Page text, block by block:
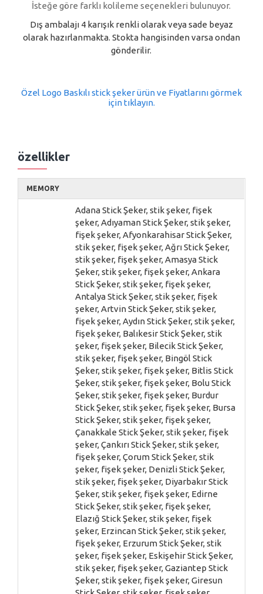
İsteğe göre farklı kolileme seçenekleri bulunuyor.
Dış ambalajı 4 karışık renkli olarak veya sade beyaz
olarak hazırlanmakta. Stokta hangisinden varsa ondan
gönderilir.
Özel Logo Baskılı stick şeker ürün ve Fiyatlarını görmek
için tıklayın.
özellikler
MEMORY
Adana Stick Şeker, stik şeker, fişek
şeker, Adıyaman Stick Şeker, stik şeker,
fişek şeker, Afyonkarahisar Stick Şeker,
stik şeker, fişek şeker, Ağrı Stick Şeker,
stik şeker, fişek şeker, Amasya Stick
Şeker, stik şeker, fişek şeker, Ankara
Stick Şeker, stik şeker, fişek şeker,
Antalya Stick Şeker, stik şeker, fişek
şeker, Artvin Stick Şeker, stik şeker,
fişek şeker, Aydın Stick Şeker, stik şeker,
fişek şeker, Balıkesir Stick Şeker, stik
şeker, fişek şeker, Bilecik Stick Şeker,
stik şeker, fişek şeker, Bingöl Stick
Şeker, stik şeker, fişek şeker, Bitlis Stick
Şeker, stik şeker, fişek şeker, Bolu Stick
Şeker, stik şeker, fişek şeker, Burdur
Stick Şeker, stik şeker, fişek şeker, Bursa
Stick Şeker, stik şeker, fişek şeker,
Çanakkale Stick Şeker, stik şeker, fişek
şeker, Çankırı Stick Şeker, stik şeker,
fişek şeker, Çorum Stick Şeker, stik
şeker, fişek şeker, Denizli Stick Şeker,
stik şeker, fişek şeker, Diyarbakır Stick
Şeker, stik şeker, fişek şeker, Edirne
Stick Şeker, stik şeker, fişek şeker,
Elazığ Stick Şeker, stik şeker, fişek
şeker, Erzincan Stick Şeker, stik şeker,
fişek şeker, Erzurum Stick Şeker, stik
şeker, fişek şeker, Eskişehir Stick Şeker,
stik şeker, fişek şeker, Gaziantep Stick
Şeker, stik şeker, fişek şeker, Giresun